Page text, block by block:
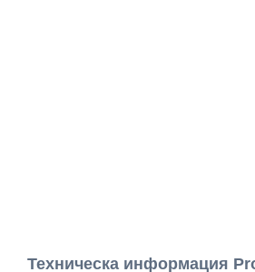
Техническа информация